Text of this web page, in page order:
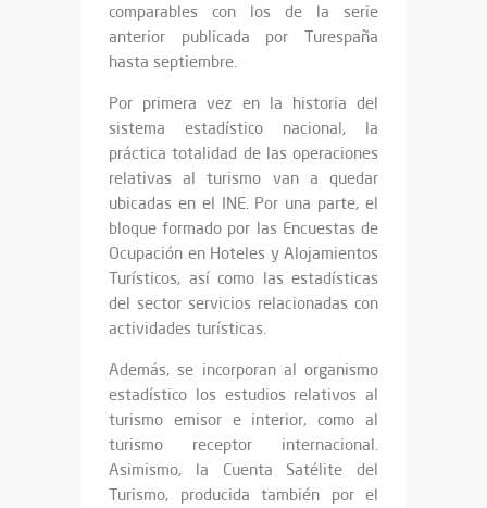
comparables con los de la serie
anterior publicada por Turespaña
hasta septiembre.
Por primera vez en la historia del
sistema estadístico nacional, la
práctica totalidad de las operaciones
relativas al turismo van a quedar
ubicadas en el INE. Por una parte, el
bloque formado por las Encuestas de
Ocupación en Hoteles y Alojamientos
Turísticos, así como las estadísticas
del sector servicios relacionadas con
actividades turísticas.
Además, se incorporan al organismo
estadístico los estudios relativos al
turismo emisor e interior, como al
turismo receptor internacional.
Asimismo, la Cuenta Satélite del
Turismo, producida también por el